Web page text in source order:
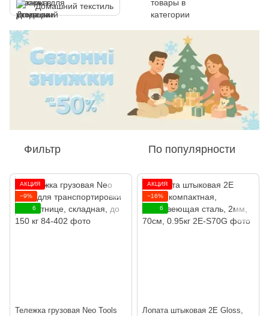
Домашний текстиль
Фильтр По популярности
АКЦИЯ
−9%
6
Тележка грузовая Neo Tools
АКЦИЯ
−16%
6
Лопата штыковая 2E Gloss,